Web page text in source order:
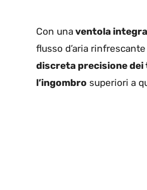
Con unaventola
flusso d’aria
discreta precisione
l’ingombro superiori a